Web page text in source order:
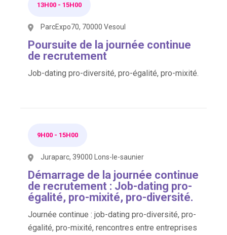
13H00 - 15H00
ParcExpo70, 70000 Vesoul
Poursuite de la journée continue
de recrutement
Job-dating pro-diversité, pro-égalité, pro-mixité.
9H00 - 15H00
Juraparc, 39000 Lons-le-saunier
Démarrage de la journée continue
de recrutement : Job-dating pro-
égalité, pro-mixité, pro-diversité.
Journée continue : job-dating pro-diversité, pro-
égalité, pro-mixité, rencontres entre entreprises